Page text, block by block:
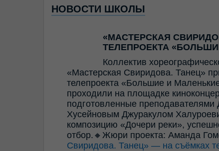
НОВОСТИ ШКОЛЫ
«МАСТЕРСКАЯ
ТЕЛЕПРОЕКТА
Коллектив
«Мастерская Свиридова. Танец»
телепроекта «Большие и
проходили на площадке
подготовленные
Хусейновым Джуракулом
композицию «Дочери реки»,
отбор.🔸Жюри проекта: Аманда
Свиридова. Танец» — на съёмках